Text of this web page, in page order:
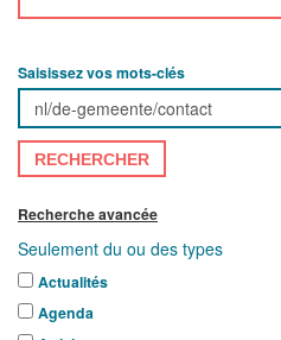
Saisissez vos mots-clés
RECHERCHER
Recherche avancée
Seulement du ou des types
Actualités
Agenda